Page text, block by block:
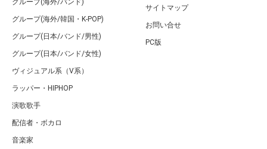
グループ(海外/韓国・K-POP)
グループ(日本/バンド/男性)
グループ(日本/バンド/女性)
ヴィジュアル系（V系）
ラッパー・HIPHOP
演歌歌手
配信者・ボカロ
音楽家
サイトマップ
お問い合せ
PC版